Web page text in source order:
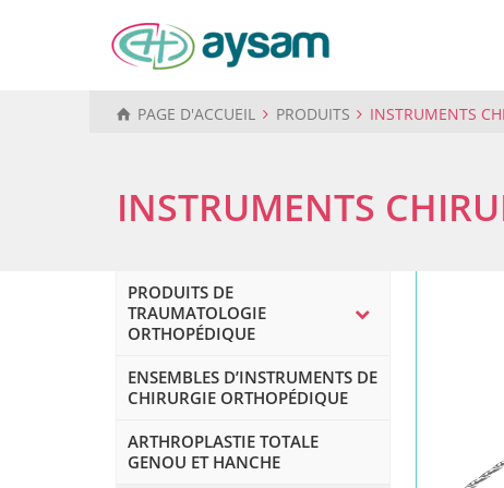
PAGE D'ACCUEIL PRODUITS INSTRUMENTS
INSTRUMENTS
PRODUITS DE
TRAUMATOLOGIE
ORTHOPÉDIQUE
ENSEMBLES D’INSTRUMENTS DE
CHIRURGIE ORTHOPÉDIQUE
ARTHROPLASTIE TOTALE
GENOU ET HANCHE